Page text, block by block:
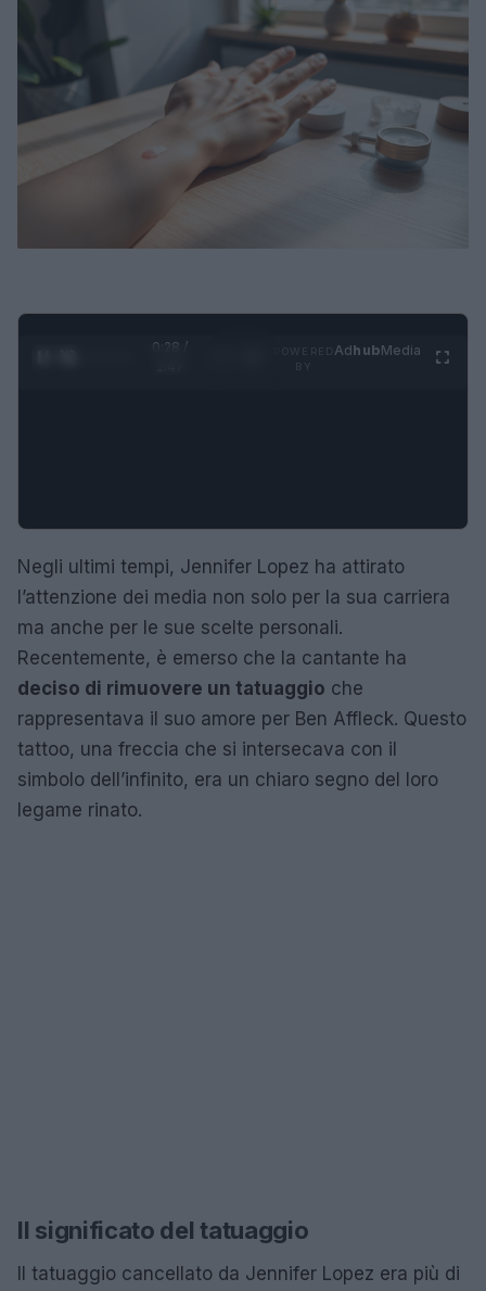
0:28 /
AdhubMedia
Negli ultimi tempi, Jennifer Lopez ha attirato
l’attenzione dei media non solo per la sua carriera
ma anche per le sue scelte personali.
Recentemente, è emerso che la cantante ha
deciso di rimuovere un tatuaggio che
rappresentava il suo amore per Ben Affleck. Questo
tattoo, una freccia che si intersecava con il
simbolo dell’infinito, era un chiaro segno del loro
legame rinato.
Il significato del tatuaggio
Il tatuaggio cancellato da Jennifer Lopez era più di